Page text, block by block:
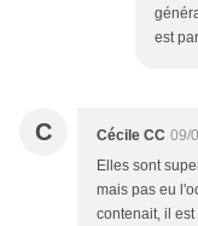
est
C Cécile CC 09/
Elles sont
mais pas eu
contenait, il